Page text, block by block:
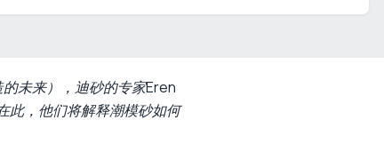
未来），迪砂的专家Eren
此，他们将解释潮模砂如何